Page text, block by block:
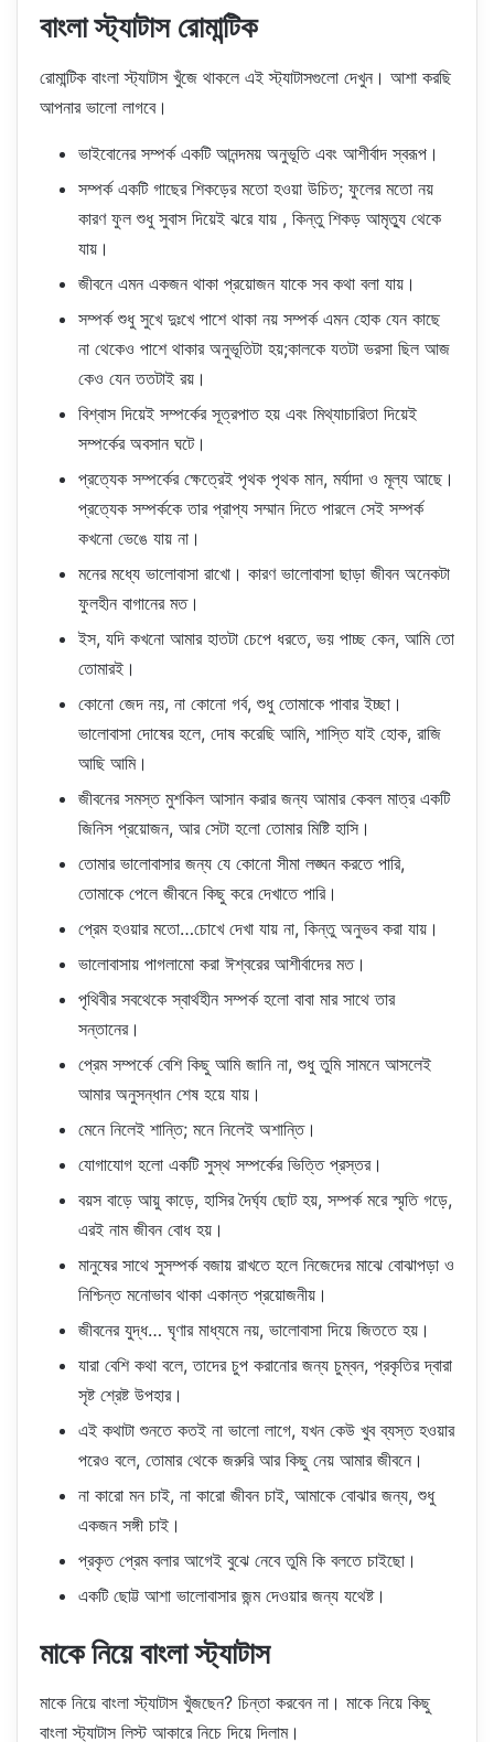
বাংলা স্ট্যাটাস রোমান্টিক
রোমান্টিক বাংলা স্ট্যাটাস খুঁজে থাকলে এই স্ট্যাটাসগুলো দেখুন। আশা করছি
আপনার ভালো লাগবে।
ভাইবোনের সম্পর্ক একটি আনন্দময় অনুভূতি এবং আশীর্বাদ স্বরূপ।
সম্পর্ক একটি গাছের শিকড়ের মতো হওয়া উচিত; ফুলের মতো নয়
কারণ ফুল শুধু সুবাস দিয়েই ঝরে যায় , কিন্তু শিকড় আমৃত্যু থেকে
যায়।
জীবনে এমন একজন থাকা প্রয়োজন যাকে সব কথা বলা যায়।
সম্পর্ক শুধু সুখে দুঃখে পাশে থাকা নয় সম্পর্ক এমন হোক যেন কাছে
না থেকেও পাশে থাকার অনুভূতিটা হয়;কালকে যতটা ভরসা ছিল আজ
কেও যেন ততটাই রয়।
বিশ্বাস দিয়েই সম্পর্কের সূত্রপাত হয় এবং মিথ্যাচারিতা দিয়েই
সম্পর্কের অবসান ঘটে।
প্রত্যেক সম্পর্কের ক্ষেত্রেই পৃথক পৃথক মান, মর্যাদা ও মূল্য আছে।
প্রত্যেক সম্পর্ককে তার প্রাপ্য সম্মান দিতে পারলে সেই সম্পর্ক
কখনো ভেঙে যায় না।
মনের মধ্যে ভালোবাসা রাখো। কারণ ভালোবাসা ছাড়া জীবন অনেকটা
ফুলহীন বাগানের মত।
ইস, যদি কখনো আমার হাতটা চেপে ধরতে, ভয় পাচ্ছ কেন, আমি তো
তোমারই।
কোনো জেদ নয়, না কোনো গর্ব, শুধু তোমাকে পাবার ইচ্ছা।
ভালোবাসা দোষের হলে, দোষ করেছি আমি, শাস্তি যাই হোক, রাজি
আছি আমি।
জীবনের সমস্ত মুশকিল আসান করার জন্য আমার কেবল মাত্র একটি
জিনিস প্রয়োজন, আর সেটা হলো তোমার মিষ্টি হাসি।
তোমার ভালোবাসার জন্য যে কোনো সীমা লঙ্ঘন করতে পারি,
তোমাকে পেলে জীবনে কিছু করে দেখাতে পারি।
প্রেম হওয়ার মতো…চোখে দেখা যায় না, কিন্তু অনুভব করা যায়।
ভালোবাসায় পাগলামো করা ঈশ্বরের আশীর্বাদের মত।
পৃথিবীর সবথেকে স্বার্থহীন সম্পর্ক হলো বাবা মার সাথে তার
সন্তানের।
প্রেম সম্পর্কে বেশি কিছু আমি জানি না, শুধু তুমি সামনে আসলেই
আমার অনুসন্ধান শেষ হয়ে যায়।
মেনে নিলেই শান্তি; মনে নিলেই অশান্তি।
যোগাযোগ হলো একটি সুস্থ সম্পর্কের ভিত্তি প্রস্তর।
বয়স বাড়ে আয়ু কাড়ে, হাসির দৈর্ঘ্য ছোট হয়, সম্পর্ক মরে স্মৃতি গড়ে,
এরই নাম জীবন বোধ হয়।
মানুষের সাথে সুসম্পর্ক বজায় রাখতে হলে নিজেদের মাঝে বোঝাপড়া ও
নিশ্চিন্ত মনোভাব থাকা একান্ত প্রয়োজনীয়।
জীবনের যুদ্ধ… ঘৃণার মাধ্যমে নয়, ভালোবাসা দিয়ে জিততে হয়।
যারা বেশি কথা বলে, তাদের চুপ করানোর জন্য চুম্বন, প্রকৃতির দ্বারা
সৃষ্ট শ্রেষ্ট উপহার।
এই কথাটা শুনতে কতই না ভালো লাগে, যখন কেউ খুব ব্যস্ত হওয়ার
পরেও বলে, তোমার থেকে জরুরি আর কিছু নেয় আমার জীবনে।
না কারো মন চাই, না কারো জীবন চাই, আমাকে বোঝার জন্য, শুধু
একজন সঙ্গী চাই।
প্রকৃত প্রেম বলার আগেই বুঝে নেবে তুমি কি বলতে চাইছো।
একটি ছোট্ট আশা ভালোবাসার জন্ম দেওয়ার জন্য যথেষ্ট।
মাকে নিয়ে বাংলা স্ট্যাটাস
মাকে নিয়ে বাংলা স্ট্যাটাস খুঁজছেন? চিন্তা করবেন না। মাকে নিয়ে কিছু
বাংলা স্ট্যাটাস লিস্ট আকারে নিচে দিয়ে দিলাম।